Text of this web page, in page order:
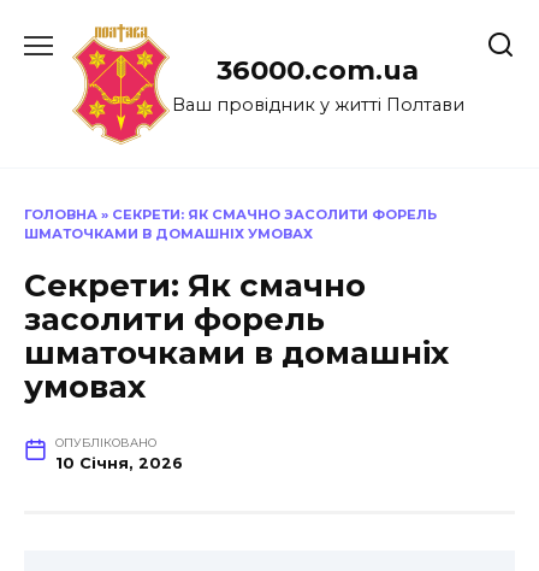
до
36000.com.ua
Ваш провідник у житті Полтави
ГОЛОВНА » СЕКРЕТИ: ЯК СМАЧНО ЗАСОЛИТИ ФОРЕЛЬ
ШМАТОЧКАМИ В ДОМАШНІХ УМОВАХ
Секрети: Як смачно
засолити форель
шматочками в домашніх
умовах
ОПУБЛІКОВАНО
10 Січня, 2026